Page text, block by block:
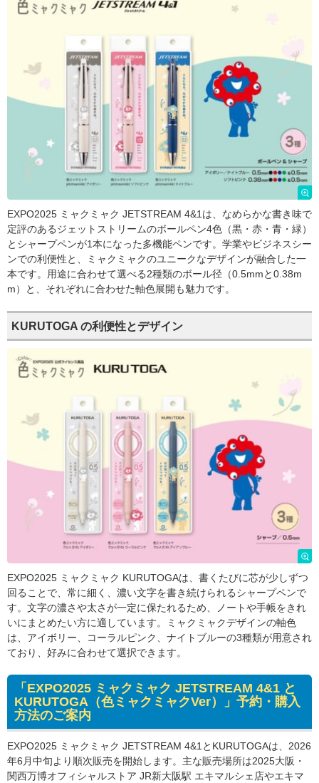
EXPO2025 ミャクミャク JETSTREAM 4&1は、なめらかな書き味で
定評のあるジェットストリームのボールペン4色（黒・赤・青・緑）
とシャープペンが1本になった多機能ペンです。学業やビジネスシー
ンでの利便性と、ミャクミャクのユニークなデザインが融合した一
本です。用途に合わせて選べる2種類のボール径（0.5mmと0.38m
m）と、それぞれに合わせた軸色展開も魅力です。
KURUTOGA の利便性とデザイン
EXPO2025 ミャクミャク KURUTOGAは、書くたびに芯が少しずつ
回ることで、常に細く、濃い文字を書き続けられるシャープペンで
す。文字の濃さや太さが一定に保たれるため、ノートや手帳をきれ
いにまとめたい方に適しています。ミャクミャクデザインの軸色
は、アイボリー、コーラルピンク、ナイトブルーの3種類が用意され
ており、好みに合わせて選択できます。
「EXPO2025 ミャクミャク JETSTREAM 4&1 と
KURUTOGA（色ミャクミャクVer）」 予約・購入
方法のご案内
EXPO2025 ミャクミャク JETSTREAM 4&1とKURUTOGAは、2026
年6月中旬より順次販売を開始します。主な販売場所は2025大阪・
関西万博オフィシャルストア JR新大阪駅 エキマルシェ店やエキマ